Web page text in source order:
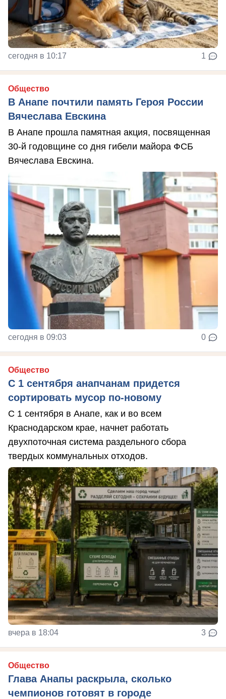
сегодня в 10:17 1
Общество
В Анапе почтили память Героя России
Вячеслава Евскина
В Анапе прошла памятная акция, посвященная
30-й годовщине со дня гибели майора ФСБ
Вячеслава Евскина.
сегодня в 09:03 0
Общество
С 1 сентября анапчанам придется
сортировать мусор по-новому
С 1 сентября в Анапе, как и во всем
Краснодарском крае, начнет работать
двухпоточная система раздельного сбора
твердых коммунальных отходов.
вчера в 18:04 3
Общество
Глава Анапы раскрыла, сколько
чемпионов готовят в городе